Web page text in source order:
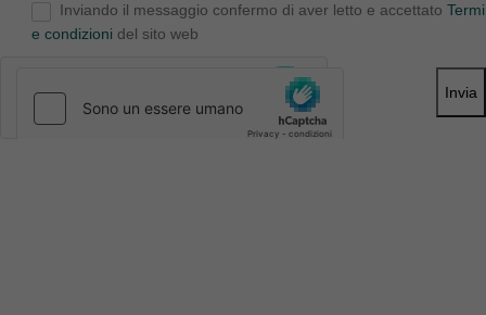
Inviando il messaggio confermo di aver letto e accettato
e condizioni del sito web
Invia